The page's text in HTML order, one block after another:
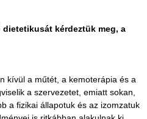
kérdeztük meg, a
kívül a műtét, a kemoterápia és a
a szervezetet, emiatt sokan,
a fizikai állapotuk és az izomzatuk